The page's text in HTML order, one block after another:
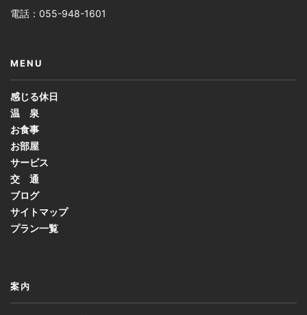
電話：055-948-1601
MENU
感じる休日
温 泉
お食事
お部屋
サービス
交 通
ブログ
サイトマップ
プラン一覧
案内